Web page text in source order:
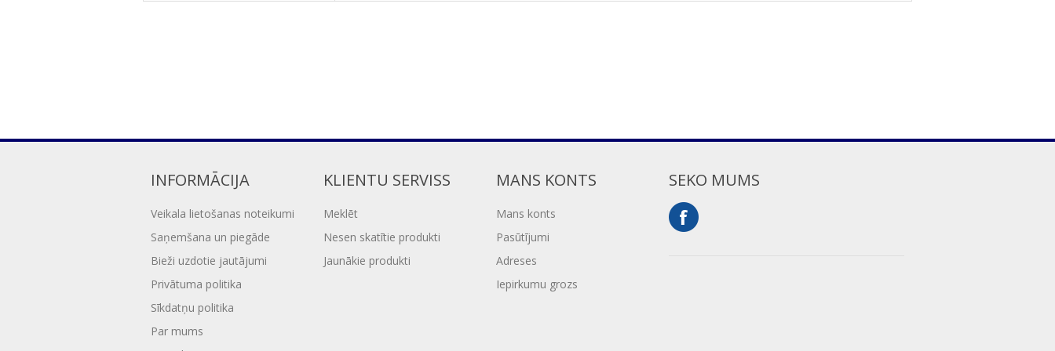
INFORMĀCIJA
Veikala lietošanas noteikumi
Saņemšana un piegāde
Bieži uzdotie jautājumi
Privātuma politika
Sīkdatņu politika
Par mums
KLIENTU SERVISS
Meklēt
Nesen skatītie produkti
Jaunākie produkti
MANS KONTS
Mans konts
Pasūtījumi
Adreses
Iepirkumu grozs
SEKO MUMS